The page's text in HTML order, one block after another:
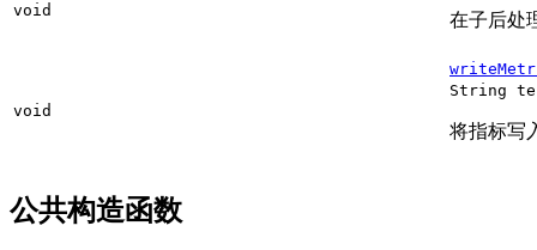
void 在子后处
void
String
将指标写
公共构造函数